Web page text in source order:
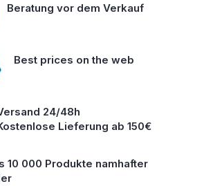
Beratung vor dem Verkauf
Best prices on the web
24/48h
Lieferung ab 150€
10 000 Produkte namhafter